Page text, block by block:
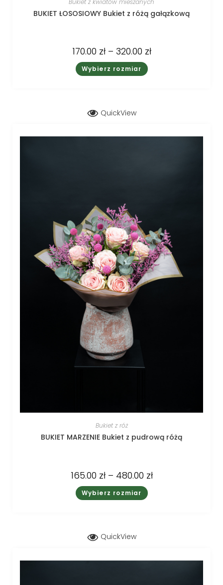
BUKIET ŁOSOSIOWY Bukiet z różą gałązkową
170.00 zł– 320.00 zł
Wybierz rozmiar
QuickView
Bukiet z róż
BUKIET MARZENIE Bukiet z pudrową różą
165.00 zł– 480.00 zł
Wybierz rozmiar
QuickView